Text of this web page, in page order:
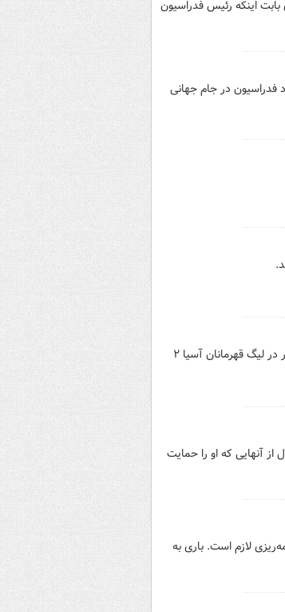
اینکه رئیس فدراسیون
فدراسیون در جام جهانی
باشگاه گل‌گهر اعلام کرد حتی در صورت تأیید AFC به دلیل ابهامات در روند تعیین سهمیه از حضور در لیگ قهرمانان آسیا ۲
آنهایی که او را حمایت
لازم است. باری به